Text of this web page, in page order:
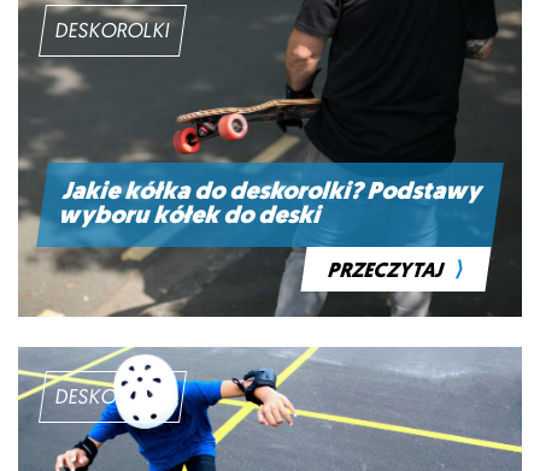
DESKOROLKI
Jakie kółka do deskorolki? Podstawy
wyboru kółek do deski
PRZECZYTAJ ⟩
DESKOROLKI